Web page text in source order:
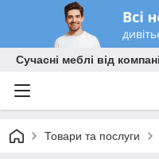
Сучасні меблі від
Товари та послуги